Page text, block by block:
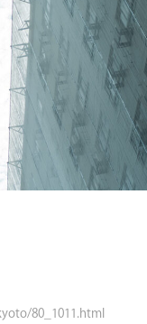
80_1011.html